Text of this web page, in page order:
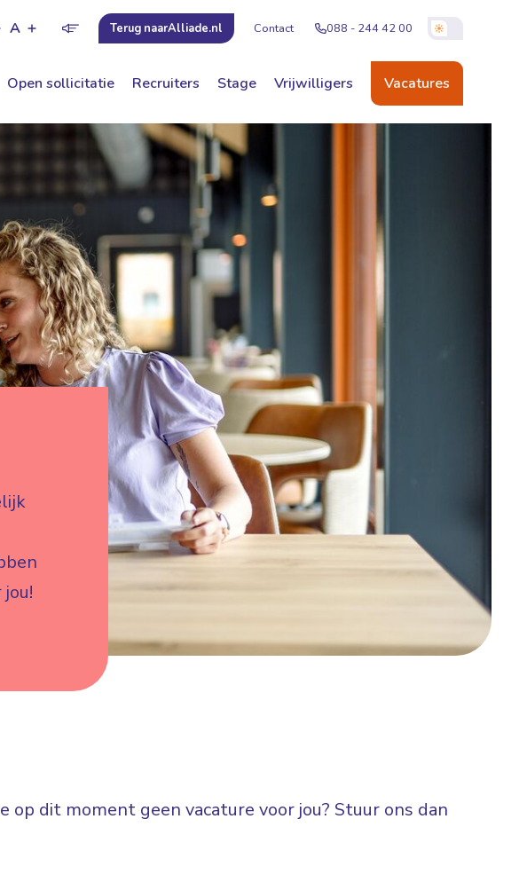
A Terug naarAlliade.nl Contact 088 - 244 42 00
Open sollicitatie Recruiters Stage Vrijwilligers Vacatures
op dit moment geen vacature voor jou? Stuur ons dan